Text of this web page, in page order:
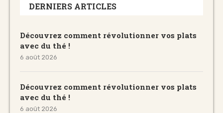
DERNIERS ARTICLES
Découvrez comment révolutionner vos plats
avec du thé !
6 août 2026
Découvrez comment révolutionner vos plats
avec du thé !
6 août 2026